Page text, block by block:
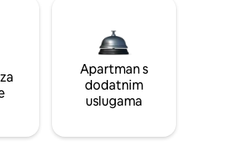
Apartman s
dodatnim
uslugama